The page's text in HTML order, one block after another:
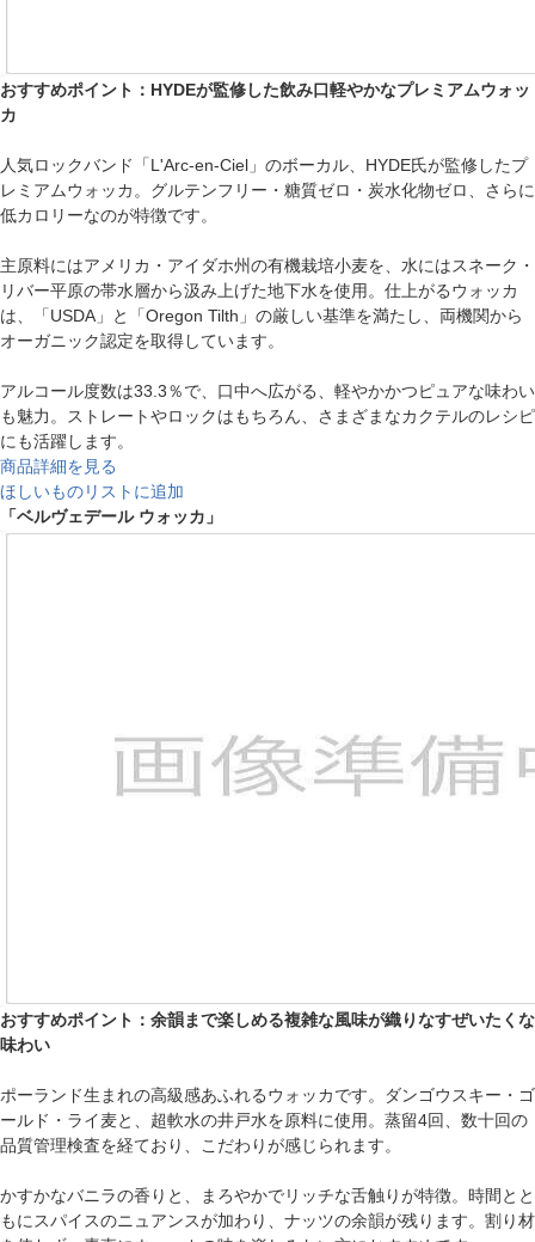
おすすめポイント：HYDEが監修した飲み口軽やかなプレミアムウォッ
カ
人気ロックバンド「L'Arc-en-Ciel」のボーカル、HYDE氏が監修したプ
レミアムウォッカ。グルテンフリー・糖質ゼロ・炭水化物ゼロ、さらに
低カロリーなのが特徴です。
主原料にはアメリカ・アイダホ州の有機栽培小麦を、水にはスネーク・
リバー平原の帯水層から汲み上げた地下水を使用。仕上がるウォッカ
は、「USDA」と「Oregon Tilth」の厳しい基準を満たし、両機関から
オーガニック認定を取得しています。
アルコール度数は33.3％で、口中へ広がる、軽やかかつピュアな味わい
も魅力。ストレートやロックはもちろん、さまざまなカクテルのレシピ
にも活躍します。
商品詳細を見る
ほしいものリストに追加
「ベルヴェデール ウォッカ」
おすすめポイント：余韻まで楽しめる複雑な風味が織りなすぜいたくな
味わい
ポーランド生まれの高級感あふれるウォッカです。ダンゴウスキー・ゴ
ールド・ライ麦と、超軟水の井戸水を原料に使用。蒸留4回、数十回の
品質管理検査を経ており、こだわりが感じられます。
かすかなバニラの香りと、まろやかでリッチな舌触りが特徴。時間とと
もにスパイスのニュアンスが加わり、ナッツの余韻が残ります。割り材